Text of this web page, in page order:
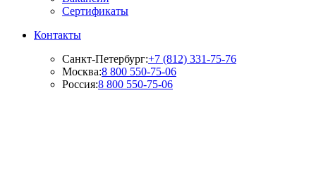
Сертификаты
Контакты
Санкт-Петербург:+7 (812) 331-75-76
Москва:8 800 550-75-06
Россия:8 800 550-75-06